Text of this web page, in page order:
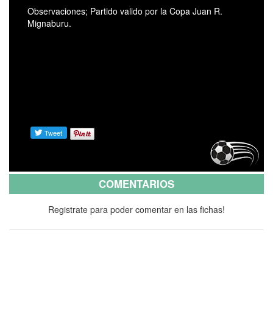
Observaciones; Partido valido por la Copa Juan R.
Mignaburu.
COMENTARIOS
Registrate para poder comentar en las fichas!